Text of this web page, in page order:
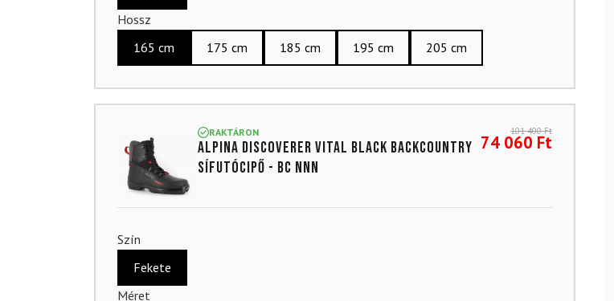
Hossz
165 cm
175 cm 185 cm 195 cm 205 cm
RAKTÁRON
ALPINA Discoverer Vital Black backcountry
sífutócipő - BC NNN
101 400Ft
74 060 Ft
Szín
Fekete
Méret